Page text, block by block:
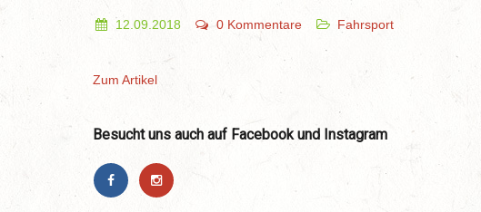
12.09.2018 0 Kommentare Fahrsport
Zum Artikel
Besucht uns auch auf Facebook und Instagram